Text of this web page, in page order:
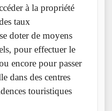
à la propriété
taux
doter de moyens
pour effectuer le
encore pour passer
dans des centres
touristiques